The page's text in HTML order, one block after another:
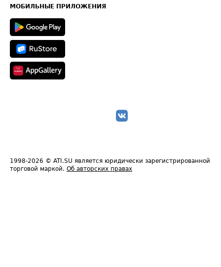
Техническая информация
МОБИЛЬНЫЕ ПРИЛОЖЕНИЯ
1998-2026 © ATI.SU является юридически зарегистрированной
торговой маркой. Об авторских правах